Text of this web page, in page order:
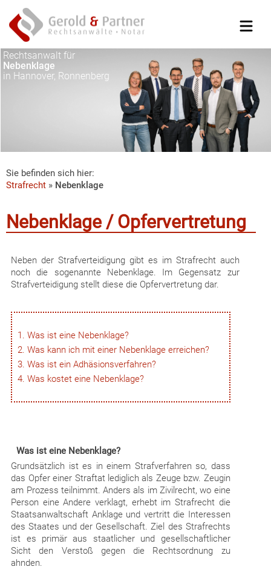
Rechtsanwalt für
Nebenklage
in Hannover, Ronnenberg
Sie befinden sich hier:
Strafrecht » Nebenklage
Nebenklage / Opfervertretung
Neben der Strafverteidigung gibt es im Strafrecht auch
noch die sogenannte Nebenklage. Im Gegensatz zur
Strafverteidigung stellt diese die Opfervertretung dar.
Was ist eine Nebenklage?
Was kann ich mit einer Nebenklage erreichen?
Was ist ein Adhäsionsverfahren?
Was kostet eine Nebenklage?
Was ist eine Nebenklage?
Grundsätzlich ist es in einem Strafverfahren so, dass
das Opfer einer Straftat lediglich als Zeuge bzw. Zeugin
am Prozess teilnimmt. Anders als im Zivilrecht, wo eine
Person eine Andere verklagt, erhebt im Strafrecht die
Staatsanwaltschaft Anklage und vertritt die Interessen
des Staates und der Gesellschaft. Ziel des Strafrechts
ist es primär aus staatlicher und gesellschaftlicher
Sicht den Verstoß gegen die Rechtsordnung zu
ahnden.